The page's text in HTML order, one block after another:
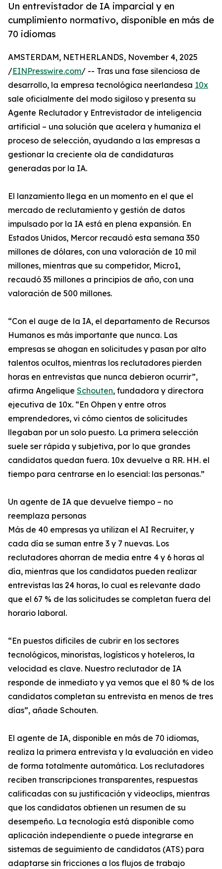
Un entrevistador de IA imparcial y en
cumplimiento normativo, disponible en más de
70 idiomas
AMSTERDAM, NETHERLANDS, November 4, 2025
/EINPresswire.com/ -- Tras una fase silenciosa de
desarrollo, la empresa tecnológica neerlandesa 10x
sale oficialmente del modo sigiloso y presenta su
Agente Reclutador y Entrevistador de inteligencia
artificial – una solución que acelera y humaniza el
proceso de selección, ayudando a las empresas a
gestionar la creciente ola de candidaturas
generadas por la IA.
El lanzamiento llega en un momento en el que el
mercado de reclutamiento y gestión de datos
impulsado por la IA está en plena expansión. En
Estados Unidos, Mercor recaudó esta semana 350
millones de dólares, con una valoración de 10 mil
millones, mientras que su competidor, Micro1,
recaudó 35 millones a principios de año, con una
valoración de 500 millones.
“Con el auge de la IA, el departamento de Recursos
Humanos es más importante que nunca. Las
empresas se ahogan en solicitudes y pasan por alto
talentos ocultos, mientras los reclutadores pierden
horas en entrevistas que nunca debieron ocurrir”,
afirma Angelique Schouten, fundadora y directora
ejecutiva de 10x. “En Ohpen y entre otros
emprendedores, vi cómo cientos de solicitudes
llegaban por un solo puesto. La primera selección
suele ser rápida y subjetiva, por lo que grandes
candidatos quedan fuera. 10x devuelve a RR. HH. el
tiempo para centrarse en lo esencial: las personas.”
Un agente de IA que devuelve tiempo – no
reemplaza personas
Más de 40 empresas ya utilizan el AI Recruiter, y
cada día se suman entre 3 y 7 nuevas. Los
reclutadores ahorran de media entre 4 y 6 horas al
día, mientras que los candidatos pueden realizar
entrevistas las 24 horas, lo cual es relevante dado
que el 67 % de las solicitudes se completan fuera del
horario laboral.
“En puestos difíciles de cubrir en los sectores
tecnológicos, minoristas, logísticos y hoteleros, la
velocidad es clave. Nuestro reclutador de IA
responde de inmediato y ya vemos que el 80 % de los
candidatos completan su entrevista en menos de tres
días”, añade Schouten.
El agente de IA, disponible en más de 70 idiomas,
realiza la primera entrevista y la evaluación en video
de forma totalmente automática. Los reclutadores
reciben transcripciones transparentes, respuestas
calificadas con su justificación y videoclips, mientras
que los candidatos obtienen un resumen de su
desempeño. La tecnología está disponible como
aplicación independiente o puede integrarse en
sistemas de seguimiento de candidatos (ATS) para
adaptarse sin fricciones a los flujos de trabajo